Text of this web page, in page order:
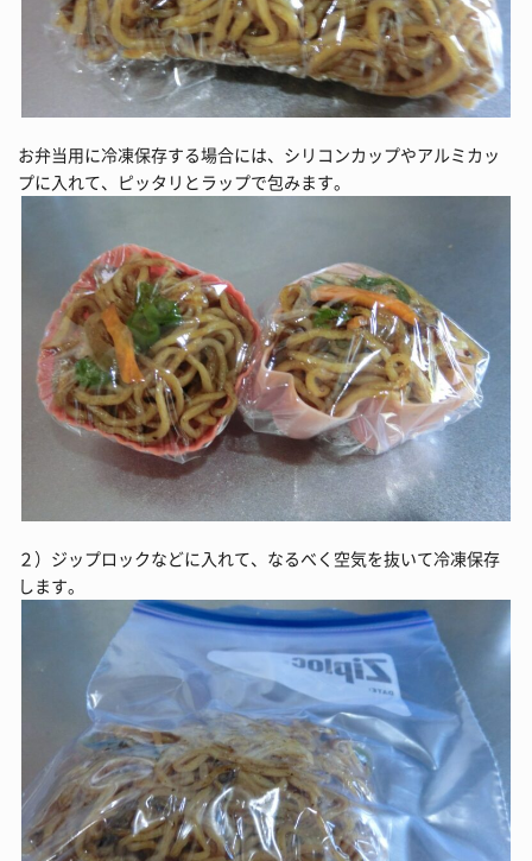
お弁当用に冷凍保存する場合には、シリコンカップやアルミカッ
プに入れて、ピッタリとラップで包みます。
２）ジップロックなどに入れて、なるべく空気を抜いて冷凍保存
します。